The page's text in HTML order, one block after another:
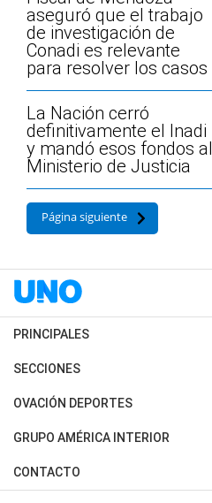
aseguró que el trabajo
de investigación de
Conadi es relevante
para resolver los casos
La Nación cerró
definitivamente el Inadi
y mandó esos fondos al
Ministerio de Justicia
Página siguiente
PRINCIPALES
Últimas Noticias
Política
Judiciales
SECCIONES
Horóscopo
Motores
Trucos caseros
OVACIÓN DEPORTES
Fútbol
Mundial
Automovilismo
GRUPO AMÉRICA INTERIOR
Canal 7 en Vivo
CONTACTO